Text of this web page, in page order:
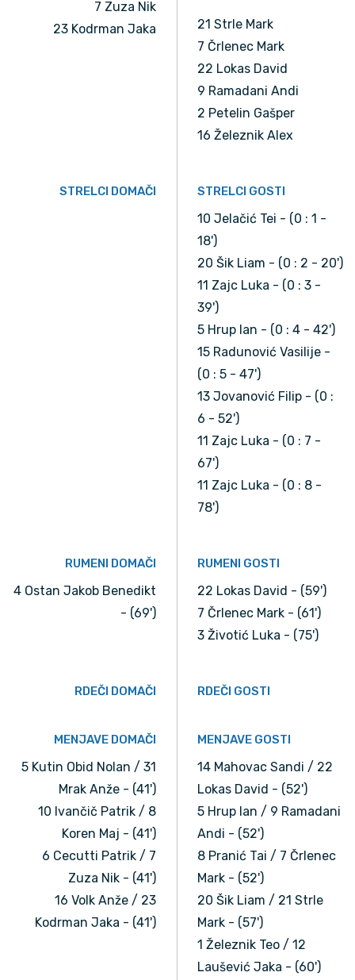
7 Zuza Nik
23 Kodrman Jaka
21 Strle Mark
7 Črlenec Mark
22 Lokas David
9 Ramadani Andi
2 Petelin Gašper
16 Železnik Alex
STRELCI DOMAČI STRELCI GOSTI
10 Jelačić Tei - (0 : 1 -
18')
20 Šik Liam - (0 : 2 - 20')
11 Zajc Luka - (0 : 3 -
39')
5 Hrup Ian - (0 : 4 - 42')
15 Radunović Vasilije -
(0 : 5 - 47')
13 Jovanović Filip - (0 :
6 - 52')
11 Zajc Luka - (0 : 7 -
67')
11 Zajc Luka - (0 : 8 -
78')
RUMENI DOMAČI
4 Ostan Jakob Benedikt
- (69')
RUMENI GOSTI
22 Lokas David - (59')
7 Črlenec Mark - (61')
3 Životić Luka - (75')
RDEČI DOMAČI RDEČI GOSTI
MENJAVE DOMAČI
5 Kutin Obid Nolan / 31
Mrak Anže - (41')
10 Ivančič Patrik / 8
Koren Maj - (41')
6 Cecutti Patrik / 7
Zuza Nik - (41')
16 Volk Anže / 23
Kodrman Jaka - (41')
MENJAVE GOSTI
14 Mahovac Sandi / 22
Lokas David - (52')
5 Hrup Ian / 9 Ramadani
Andi - (52')
8 Pranić Tai / 7 Črlenec
Mark - (52')
20 Šik Liam / 21 Strle
Mark - (57')
1 Železnik Teo / 12
Laušević Jaka - (60')